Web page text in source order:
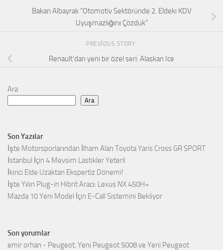
Bakan Albayrak “Otomotiv Sektöründe 2. Eldeki KDV
Uyuşmazlığını Çözdük”
PREVIOUS STORY
Renault’dan yeni bir özel seri: Alaskan Ice
Ara
Ara
Son Yazılar
İşte Motorsporlarından İlham Alan Toyota Yaris Cross GR SPORT
İstanbul İçin 4 Mevsim Lastikler Yeterli
İkinci Elde Uzaktan Ekspertiz Dönemi!
İşte Yılın Plug-in Hibrit Aracı: Lexus NX 450H+
Mazda 10 Yeni Model İçin E-Call Sistemini Bekliyor
Son yorumlar
emir orhan - Peugeot, Yeni Peugeot 5008 ve Yeni Peugeot